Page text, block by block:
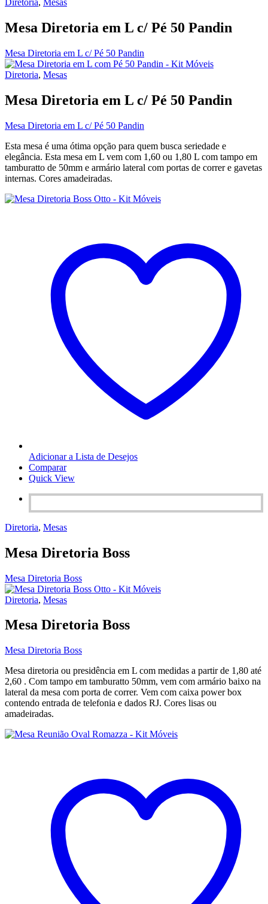
Diretoria, Mesas
Mesa Diretoria em L c/ Pé 50 Pandin
Mesa Diretoria em L c/ Pé 50 Pandin
Diretoria, Mesas
Mesa Diretoria em L c/ Pé 50 Pandin
Mesa Diretoria em L c/ Pé 50 Pandin
Esta mesa é uma ótima opção para quem busca seriedade e
elegância. Esta mesa em L vem com 1,60 ou 1,80 L com tampo em
tamburatto de 50mm e armário lateral com portas de correr e gavetas
internas. Cores amadeiradas.
Adicionar a Lista de Desejos
Comparar
Quick View
Diretoria, Mesas
Mesa Diretoria Boss
Mesa Diretoria Boss
Diretoria, Mesas
Mesa Diretoria Boss
Mesa Diretoria Boss
Mesa diretoria ou presidência em L com medidas a partir de 1,80 até
2,60 . Com tampo em tamburatto 50mm, vem com armário baixo na
lateral da mesa com porta de correr. Vem com caixa power box
contendo entrada de telefonia e dados RJ. Cores lisas ou
amadeiradas.